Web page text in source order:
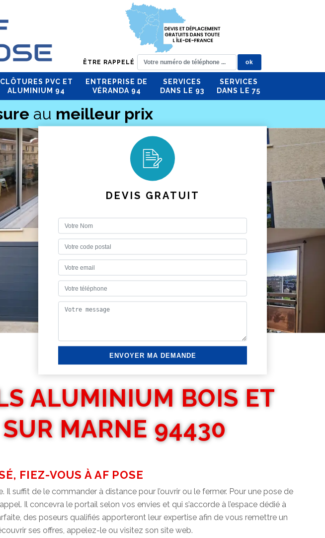
ÊTRE RAPPELÉ
CLÔTURES PVC ET
ALUMINIUM 94
ENTREPRISE DE
VÉRANDA 94
SERVICES
DANS LE 93
SERVICES
DANS LE 75
au meilleur prix
DEVIS GRATUIT
ALUMINIUM BOIS ET
MARNE 94430
FIEZ-VOUS À AF POSE
suffit de le commander à distance pour l’ouvrir ou le fermer. Pour une pose de
Il concevra le portail selon vos envies et qui s’accorde à l’espace dédié à
des poseurs qualifiés apporteront leur expertise afin de vous remettre un
ses offres, appelez-le ou visitez son site web.